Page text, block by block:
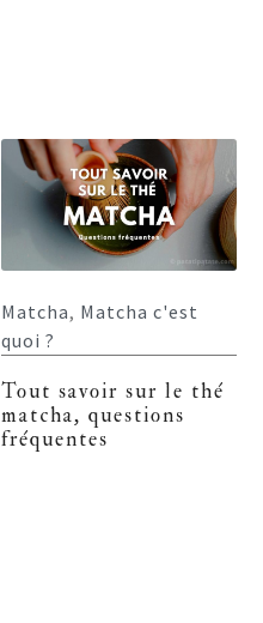
Matcha, Matcha c'est
quoi ?
Tout savoir sur le thé
matcha, questions
fréquentes